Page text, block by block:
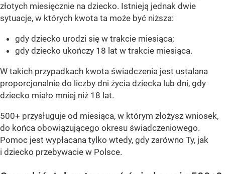
złotych miesięcznie na dziecko. Istnieją jednak dwie
sytuacje, w których kwota ta może być niższa:
gdy dziecko urodzi się w trakcie miesiąca;
gdy dziecko ukończy 18 lat w trakcie miesiąca.
W takich przypadkach kwota świadczenia jest ustalana
proporcjonalnie do liczby dni życia dziecka lub dni, gdy
dziecko miało mniej niż 18 lat.
500+ przysługuje od miesiąca, w którym złożysz wniosek,
do końca obowiązującego okresu świadczeniowego.
Pomoc jest wypłacana tylko wtedy, gdy zarówno Ty, jak
i dziecko przebywacie w Polsce.